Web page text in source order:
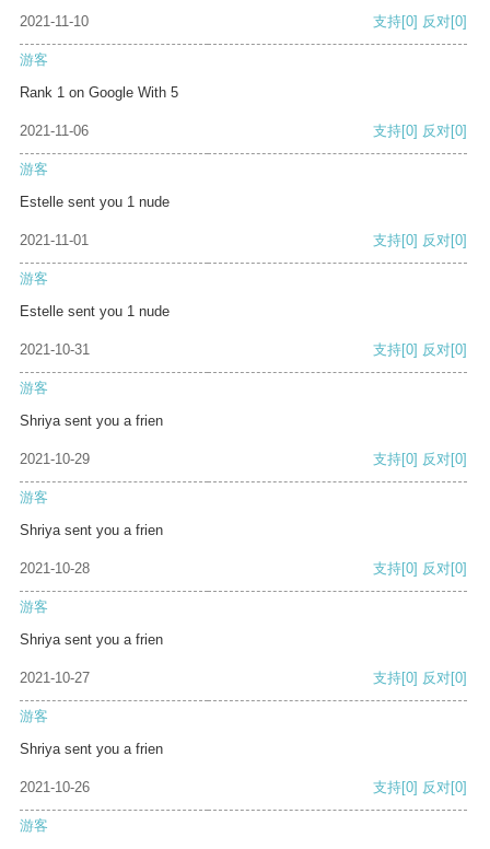
2021-11-10 支持[0] 反对[0]
游客
Rank 1 on Google With 5
2021-11-06 支持[0] 反对[0]
游客
Estelle sent you 1 nude
2021-11-01 支持[0] 反对[0]
游客
Estelle sent you 1 nude
2021-10-31 支持[0] 反对[0]
游客
Shriya sent you a frien
2021-10-29 支持[0] 反对[0]
游客
Shriya sent you a frien
2021-10-28 支持[0] 反对[0]
游客
Shriya sent you a frien
2021-10-27 支持[0] 反对[0]
游客
Shriya sent you a frien
2021-10-26 支持[0] 反对[0]
游客